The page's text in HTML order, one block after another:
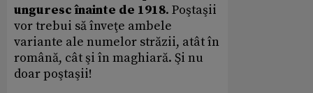
unguresc înainte de 1918. Poştaşii
vor trebui să înveţe ambele
variante ale numelor străzii, atât în
română, cât şi în maghiară. Şi nu
doar poştaşii!